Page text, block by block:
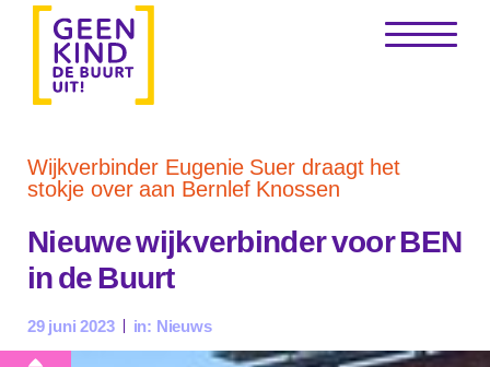
Wijkverbinder Eugenie Suer draagt het
stokje over aan Bernlef Knossen
Nieuwe wijkverbinder voor BEN
in de Buurt
29 juni 2023 in: Nieuws